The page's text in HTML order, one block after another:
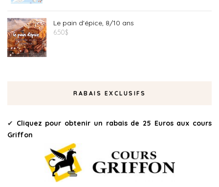
Le pain d'épice, 8/10 ans
6.50$
RABAIS EXCLUSIFS
✔ Cliquez pour obtenir un rabais de 25 Euros aux cours
Griffon